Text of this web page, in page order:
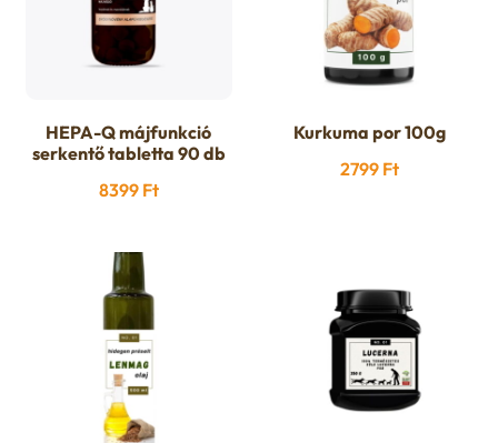
HEPA-Q májfunkció
serkentő tabletta 90 db
8399 Ft
Kurkuma por 100g
2799 Ft